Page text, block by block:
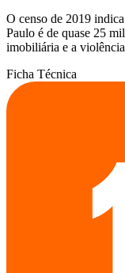
O censo de 2019
Paulo é de quase 25
imobiliária e a
Ficha Técnica